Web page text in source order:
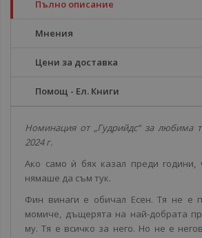
Пълно описание
Мнения
Цени за доставка
Помощ - Ел. Книги
Номинация от „Гудрийдс“ за любима
2024 г.
Ако само ѝ бях казал преди години,
нямаше да съм тук.
Фин винаги е обичал Есен. Тя не е
момиче, дъщерята на най-добрата
му. Тя е всичко за него. Но не е